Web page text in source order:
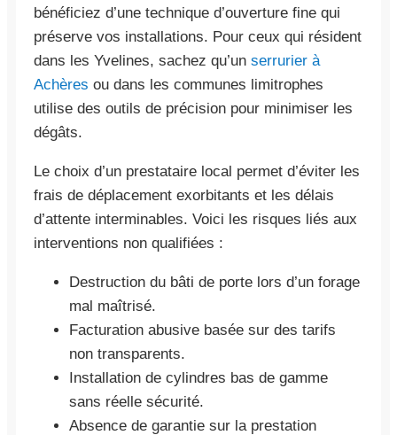
bénéficiez d’une technique d’ouverture fine qui
préserve vos installations. Pour ceux qui résident
dans les Yvelines, sachez qu’un serrurier à
Achères ou dans les communes limitrophes
utilise des outils de précision pour minimiser les
dégâts.
Le choix d’un prestataire local permet d’éviter les
frais de déplacement exorbitants et les délais
d’attente interminables. Voici les risques liés aux
interventions non qualifiées :
Destruction du bâti de porte lors d’un forage
mal maîtrisé.
Facturation abusive basée sur des tarifs
non transparents.
Installation de cylindres bas de gamme
sans réelle sécurité.
Absence de garantie sur la prestation